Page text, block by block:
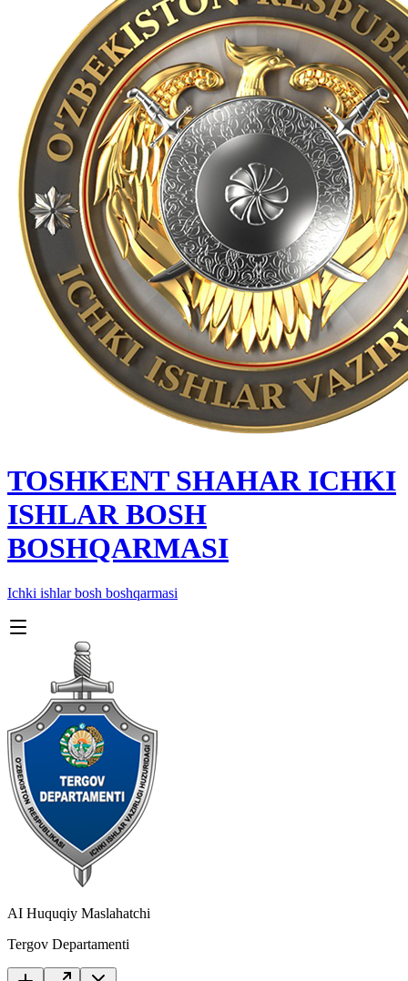
TOSHKENT SHAHAR IСHKI
ISHLAR BOSH
BOSHQARMASI
Ichki ishlar bosh boshqarmasi
AI Huquqiy Maslahatchi
Tergov Departamenti